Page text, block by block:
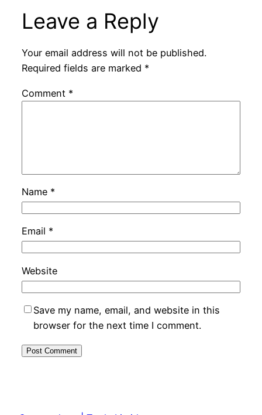
Leave a Reply
Your email address will not be published.
Required fields are marked *
Comment *
Name *
Email *
Website
Save my name, email, and website in this
browser for the next time I comment.